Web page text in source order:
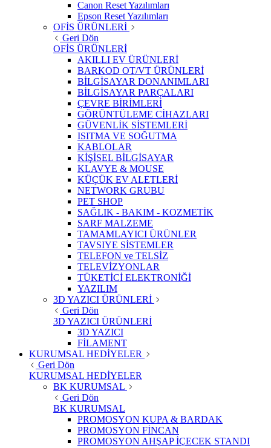
Canon Reset Yazılımları
Epson Reset Yazılımları
OFİS ÜRÜNLERİ
Geri Dön
OFİS ÜRÜNLERİ
AKILLI EV ÜRÜNLERİ
BARKOD OT/VT ÜRÜNLERİ
BİLGİSAYAR DONANIMLARI
BİLGİSAYAR PARÇALARI
ÇEVRE BİRİMLERİ
GÖRÜNTÜLEME CİHAZLARI
GÜVENLİK SİSTEMLERİ
ISITMA VE SOĞUTMA
KABLOLAR
KİŞİSEL BİLGİSAYAR
KLAVYE & MOUSE
KÜÇÜK EV ALETLERİ
NETWORK GRUBU
PET SHOP
SAĞLIK - BAKIM - KOZMETİK
SARF MALZEME
TAMAMLAYICI ÜRÜNLER
TAVSIYE SİSTEMLER
TELEFON ve TELSİZ
TELEVİZYONLAR
TÜKETİCİ ELEKTRONİĞİ
YAZILIM
3D YAZICI ÜRÜNLERİ
Geri Dön
3D YAZICI ÜRÜNLERİ
3D YAZICI
FİLAMENT
KURUMSAL HEDİYELER
Geri Dön
KURUMSAL HEDİYELER
BK KURUMSAL
Geri Dön
BK KURUMSAL
PROMOSYON KUPA & BARDAK
PROMOSYON FİNCAN
PROMOSYON AHŞAP İÇECEK STANDI